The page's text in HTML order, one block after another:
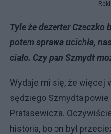
Tyle że dezerter Czeczko
potem sprawa ucichła,
ciało. Czy pan Szmydt
Wydaje mi się, że więcej
sędziego Szmydta powie
Pratasewicza.
historia, bo on był